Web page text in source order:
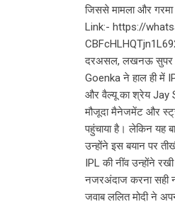
जिससे मामला और
Link:- https://
दरअसल, लखनऊ सुपर
Goenka ने हाल ही में
और वैल्यू का श्रेय Jay
मौजूदा मैनेजमेंट और
पहुंचाया है। लेकिन यह
उन्होंने इस बयान पर
IPL की नींव उन्होंने
नजरअंदाज करना सही
जवाब ललित मोदी ने